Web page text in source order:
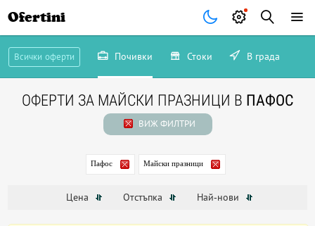
Ofertini
Всички оферти Почивки Стоки В града
ОФЕРТИ ЗА МАЙСКИ ПРАЗНИЦИ В ПАФОС
ВИЖ ФИЛТРИ
Пафос Майски празници
Цена Отстъпка Най-нови